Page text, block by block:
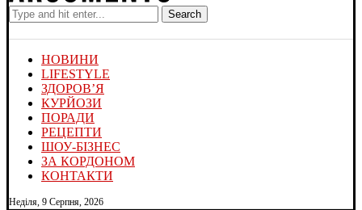
Search
НОВИНИ
LIFESTYLE
ЗДОРОВ’Я
КУРЙОЗИ
ПОРАДИ
РЕЦЕПТИ
ШОУ-БІЗНЕС
ЗА КОРДОНОМ
КОНТАКТИ
Неділя, 9 Серпня, 2026